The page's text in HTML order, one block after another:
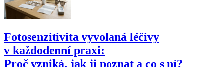
Fotosenzitivita vyvolaná léčivy
v každodenní praxi:
Proč vzniká, jak ji poznat a co s ní?